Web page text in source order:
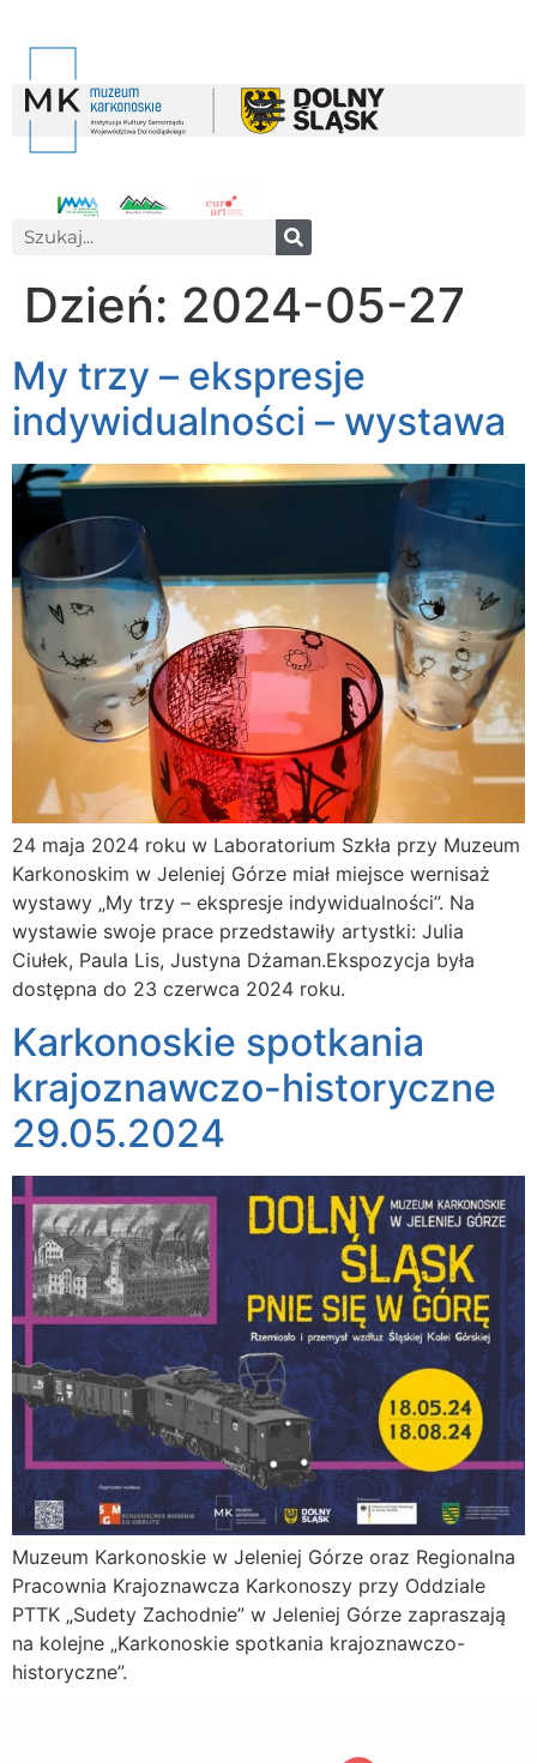
Dzień: 2024-05-27
My trzy – ekspresje
indywidualności – wystawa
24 maja 2024 roku w Laboratorium Szkła przy Muzeum
Karkonoskim w Jeleniej Górze miał miejsce wernisaż
wystawy „My trzy – ekspresje indywidualności”. Na
wystawie swoje prace przedstawiły artystki: Julia
Ciułek, Paula Lis, Justyna Dżaman.Ekspozycja była
dostępna do 23 czerwca 2024 roku.
Karkonoskie spotkania
krajoznawczo-historyczne
29.05.2024
Muzeum Karkonoskie w Jeleniej Górze oraz Regionalna
Pracownia Krajoznawcza Karkonoszy przy Oddziale
PTTK „Sudety Zachodnie” w Jeleniej Górze zapraszają
na kolejne „Karkonoskie spotkania krajoznawczo-
historyczne”.